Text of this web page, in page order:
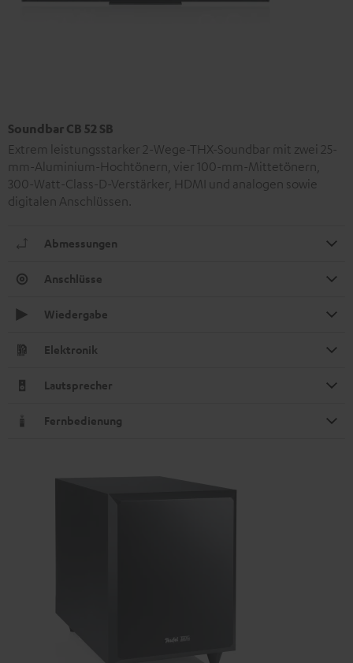
Soundbar CB 52 SB
Extrem leistungsstarker 2-Wege-THX-Soundbar mit zwei 25-
mm-Aluminium-Hochtönern, vier 100-mm-Mittetönern,
300-Watt-Class-D-Verstärker, HDMI und analogen sowie
digitalen Anschlüssen.
Abmessungen
Anschlüsse
Wiedergabe
Elektronik
Lautsprecher
Fernbedienung